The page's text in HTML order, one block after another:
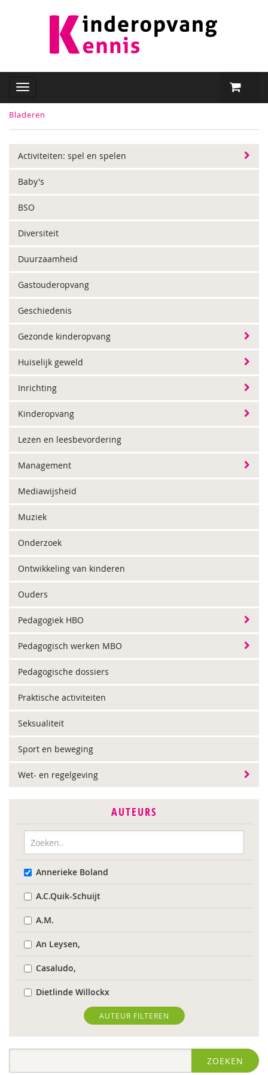
Bladeren
Activiteiten: spel en spelen
Baby's
BSO
Diversiteit
Duurzaamheid
Gastouderopvang
Geschiedenis
Gezonde kinderopvang
Huiselijk geweld
Inrichting
Kinderopvang
Lezen en leesbevordering
Management
Mediawijsheid
Muziek
Onderzoek
Ontwikkeling van kinderen
Ouders
Pedagogiek HBO
Pedagogisch werken MBO
Pedagogische dossiers
Praktische activiteiten
Seksualiteit
Sport en beweging
Wet- en regelgeving
AUTEURS
Annerieke Boland
A.C.Quik-Schuijt
A.M.
An Leysen,
Casaludo,
Dietlinde Willockx
Landelijk Kenniscentrum LVB
Respect Foundation
AUTEUR FILTEREN
ZOEKEN